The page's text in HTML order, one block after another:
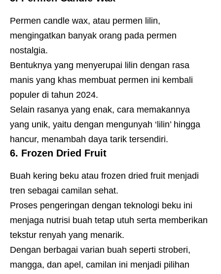
Permen candle wax, atau permen lilin,
mengingatkan banyak orang pada permen
nostalgia.
Bentuknya yang menyerupai lilin dengan rasa
manis yang khas membuat permen ini kembali
populer di tahun 2024.
Selain rasanya yang enak, cara memakannya
yang unik, yaitu dengan mengunyah ‘lilin’ hingga
hancur, menambah daya tarik tersendiri.
6. Frozen Dried Fruit
Buah kering beku atau frozen dried fruit menjadi
tren sebagai camilan sehat.
Proses pengeringan dengan teknologi beku ini
menjaga nutrisi buah tetap utuh serta memberikan
tekstur renyah yang menarik.
Dengan berbagai varian buah seperti stroberi,
mangga, dan apel, camilan ini menjadi pilihan